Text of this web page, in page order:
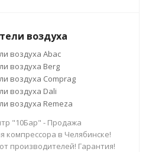
воздуха
воздуха Abac
воздуха Berg
воздуха Comprag
воздуха Dali
воздуха Remeza
"10Бар" - Продажа
компрессора в Челябинске!
производителей! Гарантия!